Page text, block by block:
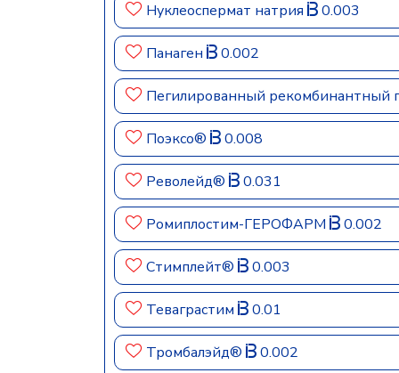
Нуклеоспермат натрия 0.003
Панаген 0.002
Пегилированный рекомбинантный
Поэксо® 0.008
Револейд® 0.031
Ромиплостим-ГЕРОФАРМ 0.002
Стимплейт® 0.003
Теваграстим 0.01
Тромбалэйд® 0.002